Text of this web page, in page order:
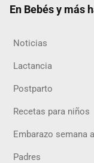
En Bebés y más
Noticias
Lactancia
Postparto
Recetas para niños
Embarazo semana
Padres